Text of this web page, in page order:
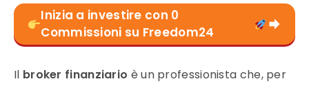
Inizia a investire con 0
Commissioni su Freedom24
Il broker finanziario è un professionista che, per